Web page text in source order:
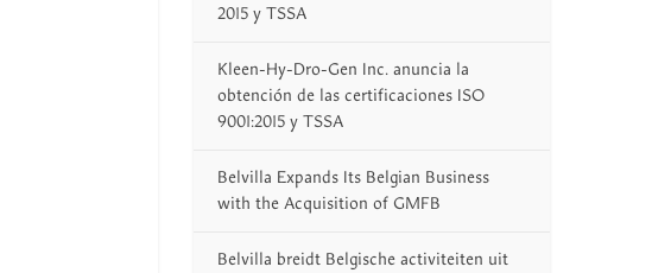
2015 y TSSA
Kleen-Hy-Dro-Gen Inc. anuncia la
obtención de las certificaciones ISO
9001:2015 y TSSA
Belvilla Expands Its Belgian Business
with the Acquisition of GMFB
Belvilla breidt Belgische activiteiten uit